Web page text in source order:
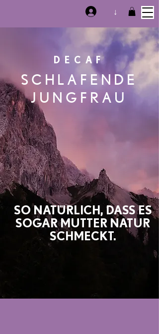
↓
DECAF
SCHLAFENDE
JUNGFRAU
SO NATÜRLICH, DASS ES
SOGAR MUTTER NATUR
SCHMECKT.